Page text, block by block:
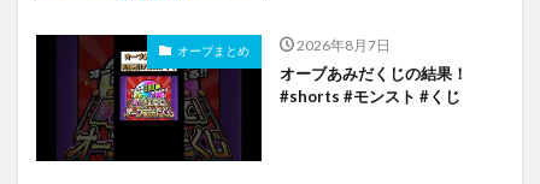
オーブまとめ 2026年8月7日
オーブあみだくじの結果！
#shorts #モンスト #くじ